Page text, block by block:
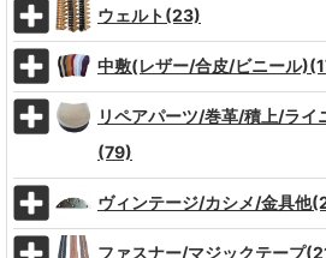
ウェルト(23)
中敷(レザー/合皮/ビニール
リペアパーツ/巻革/積上/ライ
(79)
ヴィンテージ/カシメ/金具他
ファスナー/マジックテープ